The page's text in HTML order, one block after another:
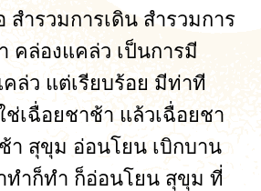
สำรวมการเดิน สำรวมการ
คล่องแคล่ว เป็นการมี
ล่ว แต่เรียบร้อย มีท่าที
เฉื่อยชาช้า แล้วเฉื่อยชา
า สุขุม อ่อนโยน เบิกบาน
ทำก็ทำ ก็อ่อนโยน สุขุม ที่